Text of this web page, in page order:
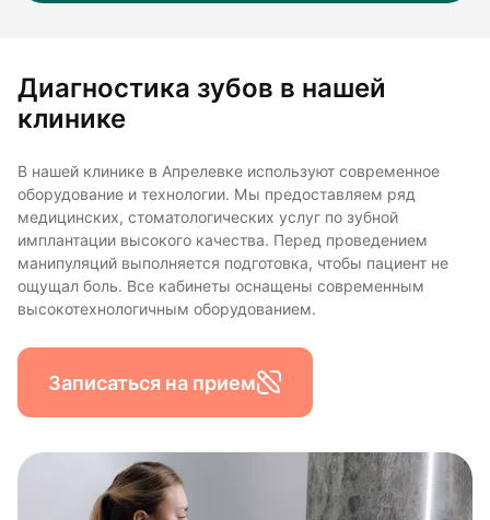
Диагностика зубов в нашей
клинике
В нашей клинике в Апрелевке используют современное
оборудование и технологии. Мы предоставляем ряд
медицинских, стоматологических услуг по зубной
имплантации высокого качества. Перед проведением
манипуляций выполняется подготовка, чтобы пациент не
ощущал боль. Все кабинеты оснащены современным
высокотехнологичным оборудованием.
Записаться на прием